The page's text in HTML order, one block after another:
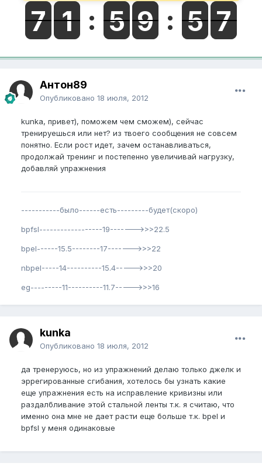
Антон89
Опубликовано 18 июля, 2012
kunka, привет), поможем чем сможем), сейчас
тренируешься или нет? из твоего сообщения не совсем
понятно. Если рост идет, зачем останавливаться,
продолжай тренинг и постепенно увеличивай нагрузку,
добавляй упражнения
-----------было------есть---------будет(скоро)
bpfsl------------------19------->>>22.5
bpel------15.5--------17------->>>22
nbpel-----14----------15.4----->>>20
eg---------11----------11.7----->>>16
kunka
Опубликовано 18 июля, 2012
да тренеруюсь, но из упражнений делаю только джелк и
эррегированные сгибания, хотелось бы узнать какие
еще упражнения есть на исправление кривизны или
раздалбливание этой стальной ленты т.к. я считаю, что
именно она мне не дает расти еще больше т.к. bpel и
bpfsl у меня одинаковые